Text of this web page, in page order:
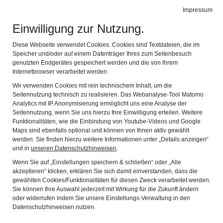
Impressum
Einwilligung zur Nutzung.
Diese Webseite verwendet Cookies. Cookies sind Textdateien, die im
Speicher und/oder auf einem Datenträger Ihres zum Seitenbesuch
genutzten Endgerätes gespeichert werden und die von Ihrem
Internetbrowser verarbeitet werden.
Wir verwenden Cookies mit rein technischem Inhalt, um die
Seitennutzung technisch zu realisieren. Das Webanalyse-Tool Matomo
Analytics mit IP Anonymisierung ermöglicht uns eine Analyse der
Seitennutzung, wenn Sie uns hierzu Ihre Einwilligung erteilen. Weitere
Funktionalitäten, wie die Einbindung von Youtube-Videos und Google
Maps sind ebenfalls optional und können von Ihnen aktiv gewählt
werden. Sie finden hierzu weitere Informationen unter „Details anzeigen“
und in unseren Datenschutzhinweisen.
Wenn Sie auf „Einstellungen speichern & schließen“ oder „Alle
akzeptieren“ klicken, erklären Sie sich damit einverstanden, dass die
gewählten Cookies/Funktionalitäten für diesen Zweck verarbeitet werden.
Sie können Ihre Auswahl jederzeit mit Wirkung für die Zukunft ändern
oder widerrufen indem Sie unsere Einstellungs-Verwaltung in den
Datenschutzhinweisen nutzen.
Mitmachen erwünscht!
Mühlen im Coburger Land
Mit Leni und Meister Caspar auf
Spurensuche